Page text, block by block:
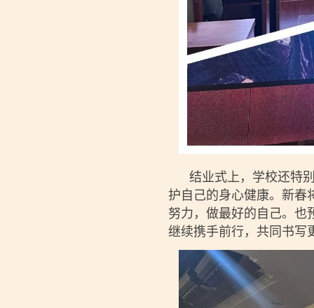
结业式上，学校还特别
护自己的身心健康。新春
努力，做最好的自己。也
继续携手前行，共同书写